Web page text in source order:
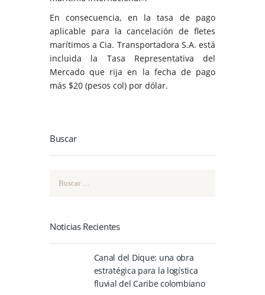
En consecuencia, en la tasa de pago
aplicable para la cancelación de fletes
marítimos a Cia. Transportadora S.A. está
incluida la Tasa Representativa del
Mercado que rija en la fecha de pago
más $20 (pesos col) por dólar.
Buscar
Noticias Recientes
Canal del Dique: una obra
estratégica para la logística
fluvial del Caribe colombiano